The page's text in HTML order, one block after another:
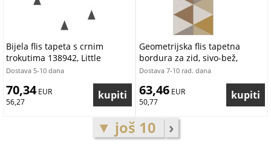
Bijela flis tapeta s crnim
trokutima 138942, Little
Bandits, Black & White, Esta
Dostava 5-10 dana
70,34 EUR
56,27
Geometrijska flis tapetna
bordura za zid, sivo-bež,
B39093, Arché, Cristiana Masi
by Parato | Ljepilo Gratis
Dostava 7-10 rad. dana
63,46 EUR
50,77
▼ još 10 ›